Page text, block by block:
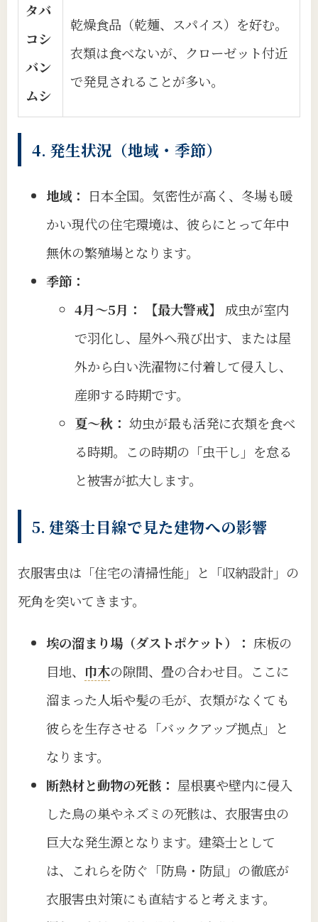
タバ
コシ
バン
ムシ
乾燥食品（乾麺、スパイス）を好む。
衣類は食べないが、クローゼット付近
で発見されることが多い。
4. 発生状況（地域・季節）
地域： 日本全国。気密性が高く、冬場も暖
かい現代の住宅環境は、彼らにとって年中
無休の繁殖場となります。
季節：
4月〜5月：
【最大警戒】
成虫が室内
で羽化し、屋外へ飛び出す、または屋
外から白い洗濯物に付着して侵入し、
産卵する時期です。
夏〜秋： 幼虫が最も活発に衣類を食べ
る時期。この時期の「虫干し」を怠る
と被害が拡大します。
5. 建築士目線で見た建物への影響
衣服害虫は「住宅の清掃性能」と「収納設計」の
死角を突いてきます。
埃の溜まり場（ダストポケット）： 床板の
目地、 巾木の隙間、畳の合わせ目。ここに
溜まった人垢や髪の毛が、衣類がなくても
彼らを生存させる「バックアップ拠点」と
なります。
断熱材と動物の死骸： 屋根裏や壁内に侵入
した鳥の巣やネズミの死骸は、衣服害虫の
巨大な発生源となります。建築士として
は、これらを防ぐ「防鳥・防鼠」の徹底が
衣服害虫対策にも直結すると考えます。